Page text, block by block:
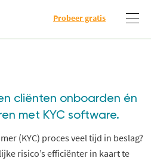
Probeer gratis
cliënten onboarden én
met KYC software.
(KYC) proces veel tijd in beslag?
risico’s efficiënter in kaart te